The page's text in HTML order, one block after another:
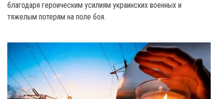
благодаря героическим усилиям украинских военных и
тяжелым потерям на поле боя.